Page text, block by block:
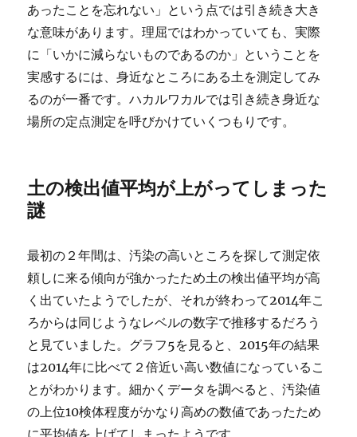
あったことを忘れない」という点では引き続き大き
な意味があります。理屈ではわかっていても、実際
に「いかに減らないものであるのか」ということを
実感するには、身近なところにある土を測定してみ
るのが一番です。ハカルワカルでは引き続き身近な
場所の定点測定を呼びかけていくつもりです。
土の検出値平均が上がってしまった
謎
最初の２年間は、汚染の高いところを探して測定依
頼しに来る傾向が強かったため土の検出値平均が高
く出ていたようでしたが、それが終わって2014年こ
ろからは同じようなレベルの数字で推移するだろう
と見ていました。グラフ5を見ると、2015年の結果
は2014年に比べて２倍近い高い数値になっているこ
とがわかります。細かくデータを調べると、汚染値
の上位10検体程度がかなり高めの数値であったため
に平均値を上げてしまったようです。